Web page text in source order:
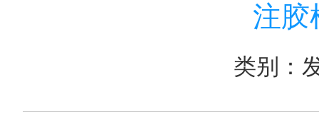
注胶
类别：